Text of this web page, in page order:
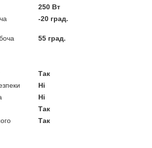
250 Вт
-20 град.
55 град.
Так
Ні
Ні
Так
Так